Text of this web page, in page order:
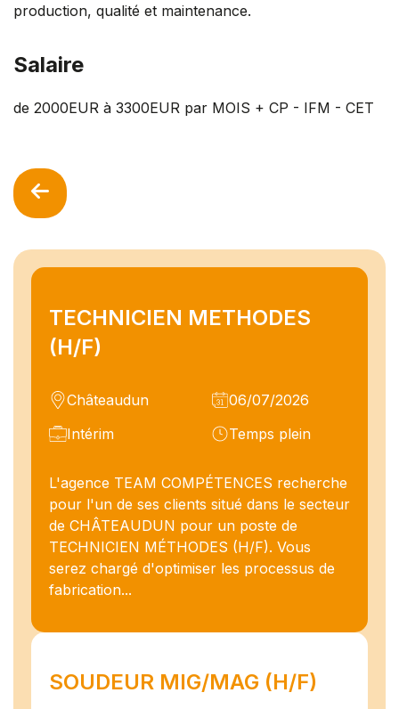
TECHNICIEN METHODES
(H/F)
Châteaudun
06/07/2026
Intérim
Temps plein
L'agence TEAM COMPÉTENCES recherche
pour l'un de ses clients situé dans le secteur
de CHÂTEAUDUN pour un poste de
TECHNICIEN MÉTHODES (H/F). Vous
serez chargé d'optimiser les processus de
fabrication...
SOUDEUR MIG/MAG (H/F)
production, qualité et maintenance.
Salaire
de 2000EUR à 3300EUR par MOIS + CP - IFM - CET